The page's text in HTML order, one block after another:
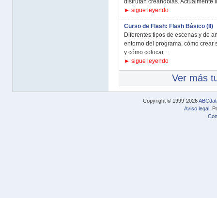
disfrutan creándolas. Actualmente
► sigue leyendo
Curso de Flash: Flash Básico (II)
Diferentes tipos de escenas y de
entorno del programa, cómo crear
y cómo colocar...
► sigue leyendo
Ver más
Copyright © 1999-2026
Aviso legal .